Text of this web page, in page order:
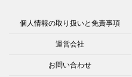
個人情報の取り扱いと免責事項
運営会社
お問い合わせ